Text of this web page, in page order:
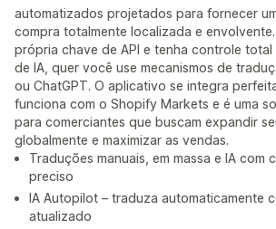
automatizados projetados para fornecer
compra totalmente localizada e
própria chave de API e tenha controle
de IA, quer você use mecanismos de
ou ChatGPT. O aplicativo se integra
funciona com o Shopify Markets e é uma
para comerciantes que buscam expandir
globalmente e maximizar as vendas.
Traduções manuais, em massa e IA com
preciso
IA Autopilot – traduza automaticamente
atualizado